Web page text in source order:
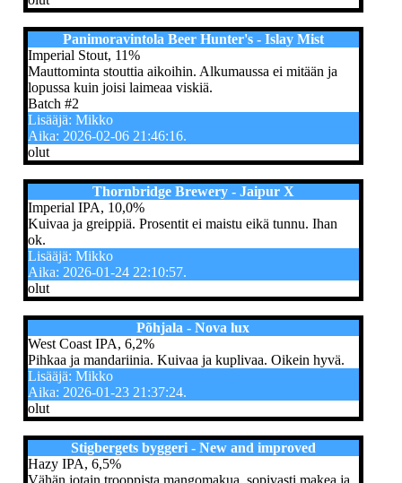
Panimoravintola Beer Hunter's - Islay Mist
Imperial Stout, 11%
Mauttominta stouttia aikoihin. Alkumaussa ei mitään ja
lopussa kuin joisi laimeaa viskiä.
Batch #2
Lisääjä: Mikko
Aika: 2026-02-06 21:46:16.
olut
Thornbridge Brewery - Jaipur X
Imperial IPA, 10,0%
Kuivaa ja greippiä. Prosentit ei maistu eikä tunnu. Ihan
ok.
Lisääjä: Mikko
Aika: 2026-01-24 22:10:57.
olut
Põhjala - Nova lux
West Coast IPA, 6,2%
Pihkaa ja mandariinia. Kuivaa ja kuplivaa. Oikein hyvä.
Lisääjä: Mikko
Aika: 2026-01-23 21:37:24.
olut
Stigbergets byggeri - New and improved
Hazy IPA, 6,5%